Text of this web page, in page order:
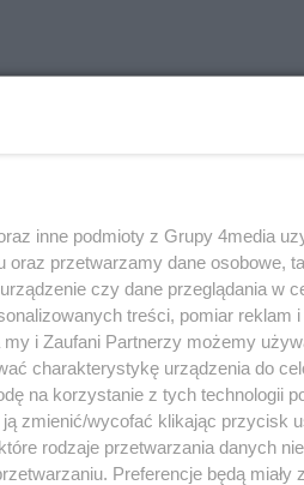
gębarzów
inne podmioty z Grupy 4media
przetwarzamy dane osobowe,
czy dane przeglądania w
treści, pomiar reklam
i Zaufani Partnerzy możemy
charakterystykę urządzenia do
na korzystanie z tych technologii
zmienić/wycofać klikając przycisk
rodzaje przetwarzania danych
Preferencje będą miały